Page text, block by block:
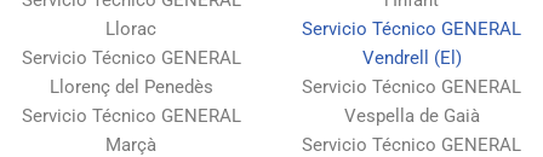
Llorac
Servicio Técnico GENERAL
Llorenç del Penedès
Servicio Técnico GENERAL
Marçà
Servicio Técnico GENERAL
Vendrell (El)
Servicio Técnico GENERAL
Vespella de Gaià
Servicio Técnico GENERAL